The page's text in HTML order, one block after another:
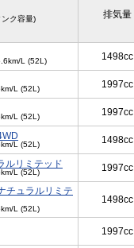
ンク容量) 排気量
L (52L) 1498cc
L (52L) 1997cc
L (52L) 1997cc
L (52L) 1498cc
ルリミテッド
L (52L) 1997cc
チュラルリミテ
L (52L)
1498cc
1997cc